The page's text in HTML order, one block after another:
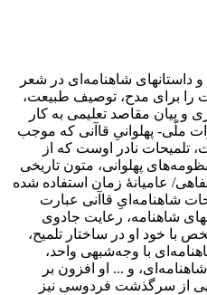
و داستانهای شاهنامه‌ای در شعر
را برای مدح، توصیف طبیعت،
و بیان مقاصد تعلیمی به کار
ملّی- پهلوانیِ قاآنی که موجب
تلمیحات نادر اوست که از
پهلوانی، متون تاریخی
عامیانۀ زمان استفاده شده
شاهنامه‌ایِ قاآنی عبارت
شاهنامه، رعایت جادوی
با خود او در ساختار تلمیح،
با وجه‌شبهی واحد،
و ... او افزون بر
از سرگذشت فردوسی نیز